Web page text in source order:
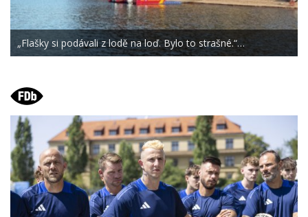
„Flašky si podávali z lodě na loď. Bylo to strašné.“…